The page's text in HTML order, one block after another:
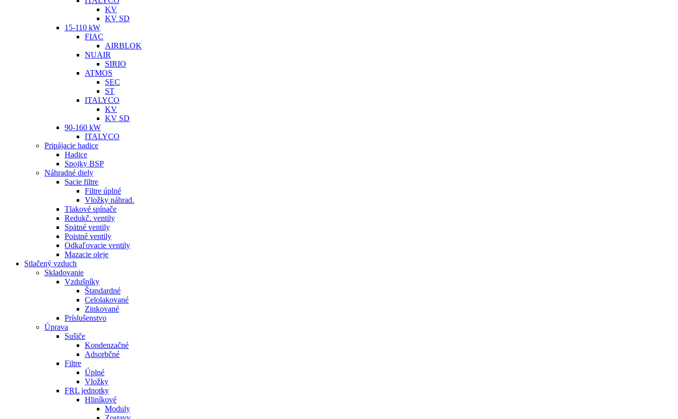
KV
KV SD
15-110 kW
FIAC
AIRBLOK
NUAIR
SIRIO
ATMOS
SEC
ST
ITALYCO
KV
KV SD
90-160 kW
ITALYCO
Pripájacie hadice
Hadice
Spojky BSP
Náhradné diely
Sacie filtre
Filtre úplné
Vložky náhrad.
Tlakové spínače
Redukč. ventily
Spätné ventily
Poistné ventily
Odkaľovacie ventily
Mazacie oleje
Stlačený vzduch
Skladovanie
Vzdušníky
Štandardné
Celolakované
Zinkované
Príslušenstvo
Úprava
Sušiče
Kondenzačné
Adsorbčné
Filtre
Úplné
Vložky
FRL jednotky
Hliníkové
Moduly